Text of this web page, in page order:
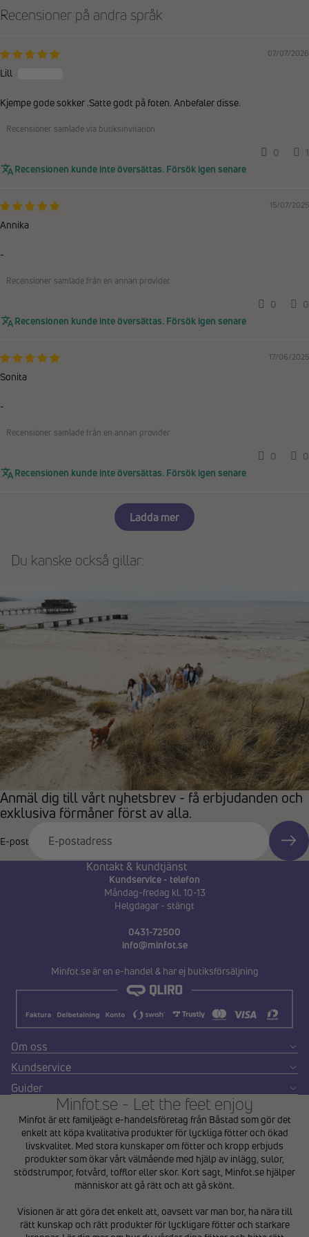
Recensioner på andra språk
07/07/2026
Lill
Kjempe gode sokker .Satte godt på foten. Anbefaler disse.
Recensioner samlade via butiksinvitation
0
1
Recensionen kunde inte översättas. Försök igen senare
15/07/2025
Annika
-
Recensioner samlade från en annan provider
0
0
Recensionen kunde inte översättas. Försök igen senare
17/06/2025
Sonita
-
Recensioner samlade från en annan provider
0
0
Recensionen kunde inte översättas. Försök igen senare
Ladda mer
Du kanske också gillar:
Anmäl dig till vårt nyhetsbrev - få erbjudanden och
exklusiva förmåner först av alla.
E-post
Kontakt & kundtjänst
Kundservice - telefon
Måndag-fredag kl. 10-13
Helgdagar - stängt
0431-72500
info@minfot.se
Minfot.se är en e-handel & har ej butiksförsäljning
Om oss
Kundservice
Guider
Minfot.se - Let the feet enjoy
Minfot är ett familjeägt e-handelsföretag från Båstad som gör det
enkelt att köpa kvalitativa produkter för lyckliga fötter och ökad
livskvalitet. Med stora kunskaper om fötter och kropp erbjuds
produkter som ökar vårt välmående med hjälp av inlägg, sulor,
stödstrumpor, fotvård, tofflor eller skor. Kort sagt, Minfot.se hjälper
människor att gå rätt och att gå skönt.
Visionen är att göra det enkelt att, oavsett var man bor, ha nära till
rätt kunskap och rätt produkter för lyckligare fötter och starkare
Återbetalningspolicy